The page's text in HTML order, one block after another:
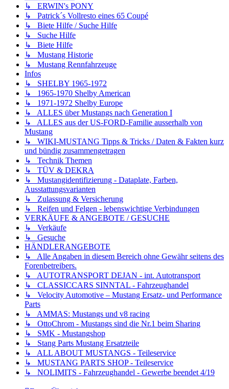
↳ ERWIN's PONY
↳ Patrick´s Vollresto eines 65 Coupé
↳ Biete Hilfe / Suche Hilfe
↳ Suche Hilfe
↳ Biete Hilfe
↳ Mustang Historie
↳ Mustang Rennfahrzeuge
Infos
↳ SHELBY 1965-1972
↳ 1965-1970 Shelby American
↳ 1971-1972 Shelby Europe
↳ ALLES über Mustangs nach Generation I
↳ ALLES aus der US-FORD-Familie ausserhalb von
Mustang
↳ WIKI-MUSTANG Tipps & Tricks / Daten & Fakten kurz
und bündig zusammengetragen
↳ Technik Themen
↳ TÜV & DEKRA
↳ Mustangidentifizierung - Dataplate, Farben,
Ausstattungsvarianten
↳ Zulassung & Versicherung
↳ Reifen und Felgen - lebenswichtige Verbindungen
VERKÄUFE & ANGEBOTE / GESUCHE
↳ Verkäufe
↳ Gesuche
HÄNDLERANGEBOTE
↳ Alle Angaben in diesem Bereich ohne Gewähr seitens des
Forenbetreibers.
↳ AUTOTRANSPORT DEJAN - int. Autotransport
↳ CLASSICCARS SINNTAL - Fahrzeughandel
↳ Velocity Automotive – Mustang Ersatz- und Performance
Parts
↳ AMMAS: Mustangs und v8 racing
↳ OttoChrom - Mustangs sind die Nr.1 beim Sharing
↳ SMK - Mustangshop
↳ Stang Parts Mustang Ersatzteile
↳ ALL ABOUT MUSTANGS - Teileservice
↳ MUSTANG PARTS SHOP - Teileservice
↳ NOLIMITS - Fahrzeughandel - Gewerbe beendet 4/19